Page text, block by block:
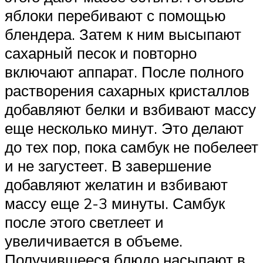
яблоки перебивают с помощью
блендера. Затем к ним высыпают
сахарный песок и повторно
включают аппарат. После полного
растворения сахарных кристаллов
добавляют белки и взбивают массу
еще несколько минут. Это делают
до тех пор, пока самбук не побелеет
и не загустеет. В завершение
добавляют желатин и взбивают
массу еще 2-3 минуты. Самбук
после этого светлеет и
увеличивается в объеме.